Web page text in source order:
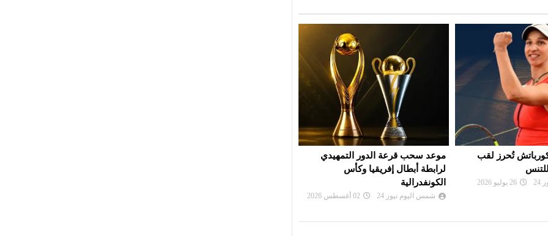
الدور التمهيدي
وكأس
بي أس جي يزاحم ريال مدريد في
صفقة ديوماندي
شمس اليوم نيوز 24